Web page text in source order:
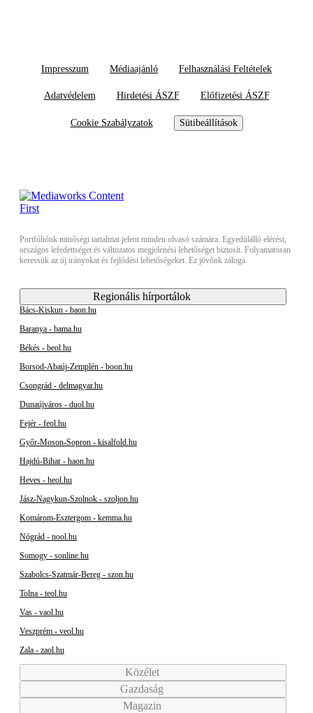
Impresszum Médiaajánló Felhasználási Feltételek
Adatvédelem Hirdetési ÁSZF Előfizetési ÁSZF
Cookie Szabályzatok Sütibeállítások
Portfóliónk minőségi tartalmat jelent minden olvasó számára. Egyedülálló elérést,
országos lefedettséget és változatos megjelenési lehetőséget biztosít. Folyamatosan
keressük az új irányokat és fejlődési lehetőségeket. Ez jövőnk záloga.
Regionális hírportálok
Bács-Kiskun - baon.hu
Baranya - bama.hu
Békés - beol.hu
Borsod-Abaúj-Zemplén - boon.hu
Csongrád - delmagyar.hu
Dunaújváros - duol.hu
Fejér - feol.hu
Győr-Moson-Sopron - kisalfold.hu
Hajdú-Bihar - haon.hu
Heves - heol.hu
Jász-Nagykun-Szolnok - szoljon.hu
Komárom-Esztergom - kemma.hu
Nógrád - nool.hu
Somogy - sonline.hu
Szabolcs-Szatmár-Bereg - szon.hu
Tolna - teol.hu
Vas - vaol.hu
Veszprém - veol.hu
Zala - zaol.hu
Közélet
Gazdaság
Magazin